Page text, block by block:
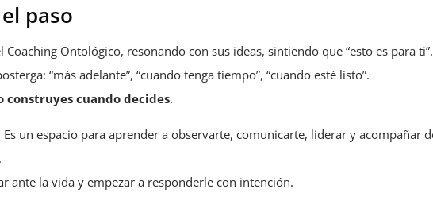
paso
Ontológico, resonando con sus ideas, sintiendo que “esto es para ti”.
“más adelante”, “cuando tenga tiempo”, “cuando esté listo”.
construyes cuando decides.
un espacio para aprender a observarte, comunicarte, liderar y acompañar
ante la vida y empezar a responderle con intención.